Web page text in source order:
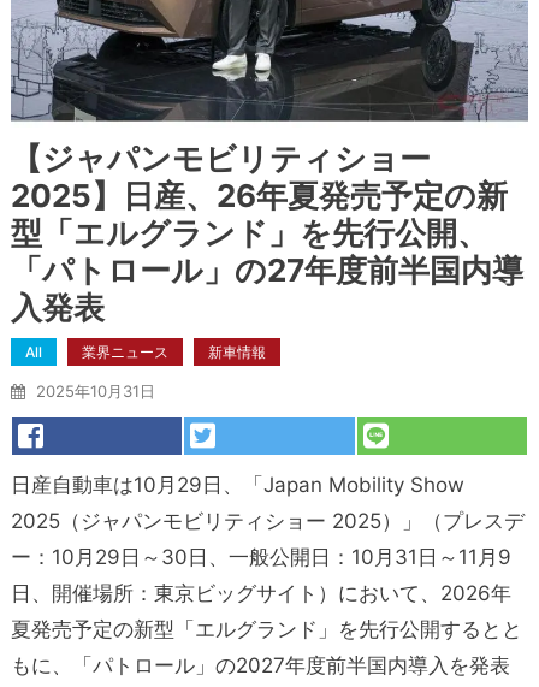
【ジャパンモビリティショー
2025】日産、26年夏発売予定の新
型「エルグランド」を先行公開、
「パトロール」の27年度前半国内導
入発表
All 業界ニュース 新車情報
2025年10月31日
日産自動車は10月29日、「Japan Mobility Show
2025（ジャパンモビリティショー 2025）」（プレスデ
ー：10月29日～30日、一般公開日：10月31日～11月9
日、開催場所：東京ビッグサイト）において、2026年
夏発売予定の新型「エルグランド」を先行公開するとと
もに、「パトロール」の2027年度前半国内導入を発表